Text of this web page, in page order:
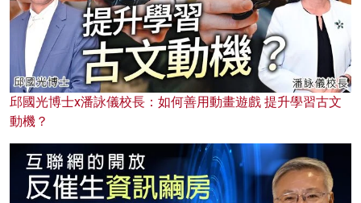
邱國光博士x潘詠儀校長：如何善用動畫遊戲 提升學習古文
動機？